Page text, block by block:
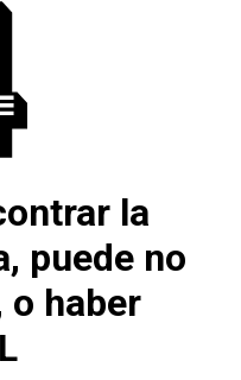
la
puede no
haber